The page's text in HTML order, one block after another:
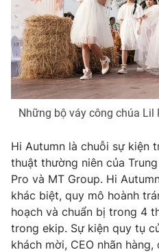
Thị trường 24h
VTV4
VTV9
Liên hệ tòa soạn
THỜI BÁO VTV
Những bộ váy công chúa
Hi Autumn là chuỗi sự kiện
thuật thường niên của
Pro và MT Group. Hi
khác biệt, quy mô hoành
hoạch và chuẩn bị trong 4
trong ekip. Sự kiện quy tụ
khách mời, CEO nhãn